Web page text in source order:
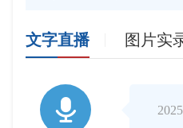
文字直播 图片实
